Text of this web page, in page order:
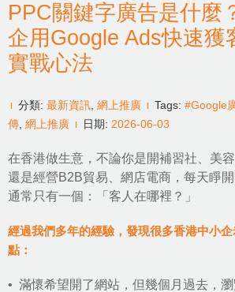
PPC關鍵字廣告是什麼
企用Google Ads快速獲
實戰心法
分類: 最新資訊 網上推廣 Tags: #Google
傳 網上推廣 日期: 2026-06-03
在香港做生意，不論你是開補習社、美
還是經營B2B貿易、網店電商，每天睜
通常只有一個：「客人在哪裡？」
經過我們多年的經驗，發現很多香港中小
點：
• 滿懷希望開了網站，但幾個月過去，